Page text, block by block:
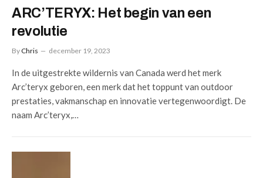
ARC’TERYX: Het begin van een
revolutie
By Chris december 19, 2023
In de uitgestrekte wildernis van Canada werd het merk
Arc’teryx geboren, een merk dat het toppunt van outdoor
prestaties, vakmanschap en innovatie vertegenwoordigt. De
naam Arc’teryx,…